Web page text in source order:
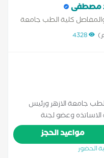
مصطفى
كلية الطب جامعة
جراحة العظام
4328
جامعة الازهر ورئيس
وعضو لجنة
وزميل الاكاديميه
وكذلك زميل الجمعيه
الجمعيه المصريه لمناظير
مواعيد الحجز
الحضور